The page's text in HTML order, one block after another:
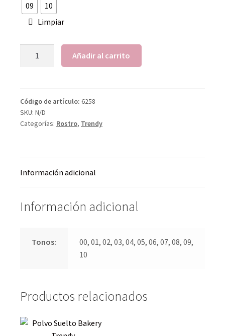
09
10
Limpiar
Añadir al carrito
Código de artículo: 6258
SKU: N/D
Categorías: Rostro, Trendy
Información adicional
Información adicional
Tonos:
00, 01, 02, 03, 04, 05, 06, 07, 08, 09,
10
Productos relacionados